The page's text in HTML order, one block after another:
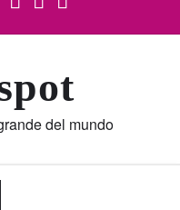
del mundo